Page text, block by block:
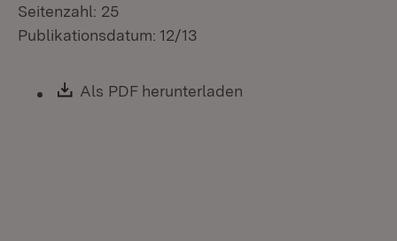
Seitenzahl: 25
Publikationsdatum: 12/13
Download:
Als PDF herunterladen